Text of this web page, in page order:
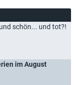
schön... und tot?!
im August